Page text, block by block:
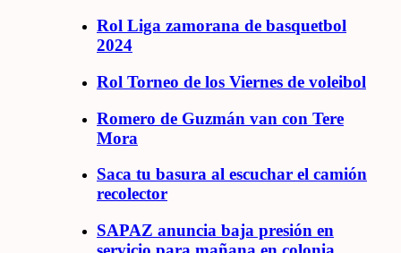
Rol Liga zamorana de basquetbol
2024
Rol Torneo de los Viernes de voleibol
Romero de Guzmán van con Tere
Mora
Saca tu basura al escuchar el camión
recolector
SAPAZ anuncia baja presión en